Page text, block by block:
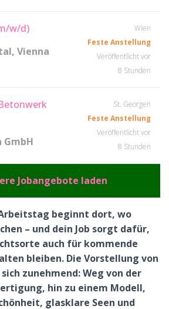
w/d)
Vienna
Wien
Feste Anstellung
Veröffentlicht vor
8 Stunden
St. Georgen
Feste Anstellung
Veröffentlicht vor
8 Stunden
Jobangebote laden
beginnt dort, wo
– und dein Job sorgt dafür,
auch für kommende
bleiben. Die Vorstellung von
zunehmend: Weg von der
hin zu einem Modell,
glasklare Seen und